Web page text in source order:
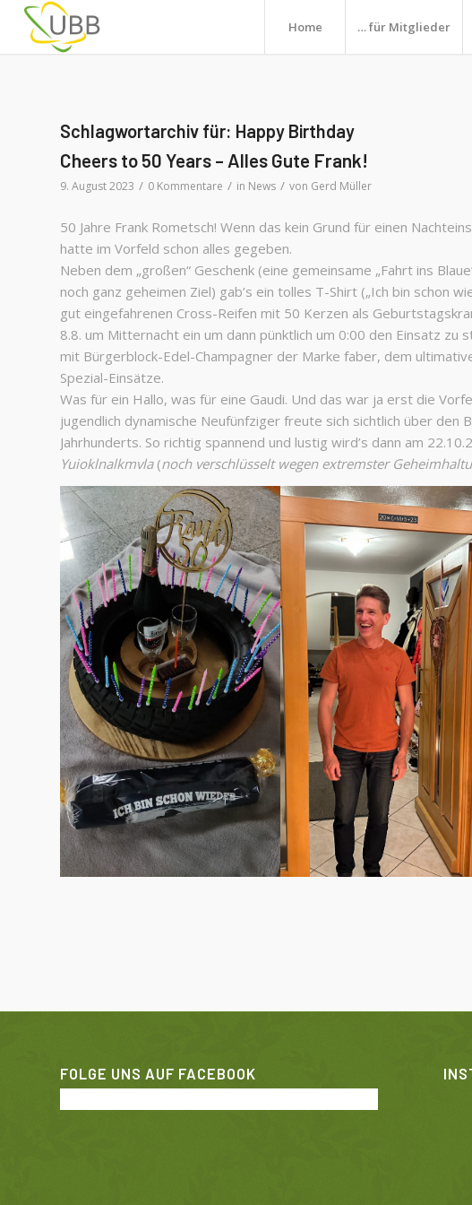
Home … für Mitglieder
Schlagwortarchiv für: Happy Birthday
Cheers to 50 Years – Alles Gute Frank!
9. August 2023 / 0 Kommentare / in News / von Gerd Müller
50 Jahre Frank Rometsch! Wenn das kein Grund für einen
hatte im Vorfeld schon alles gegeben.
Neben dem „großen“ Geschenk (eine gemeinsame „Fahrt ins
noch ganz geheimen Ziel) gab’s ein tolles T-Shirt („Ich bin schon
gut eingefahrenen Cross-Reifen mit 50 Kerzen als
8.8. um Mitternacht ein um dann pünktlich um 0:00 den Einsatz
mit Bürgerblock-Edel-Champagner der Marke faber, dem
Spezial-Einsätze.
Was für ein Hallo, was für eine Gaudi. Und das war ja erst die
jugendlich dynamische Neufünfziger freute sich sichtlich über den
Jahrhunderts. So richtig spannend und lustig wird’s dann am
Yuioklnalkmvla(noch verschlüsselt wegen extremster
FOLGE UNS AUF FACEBOOK